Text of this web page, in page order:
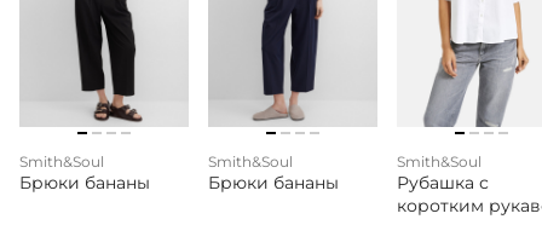
Smith&Soul
Брюки бананы
Smith&Soul
Брюки бананы
Smith&Soul
Рубашка с
коротким